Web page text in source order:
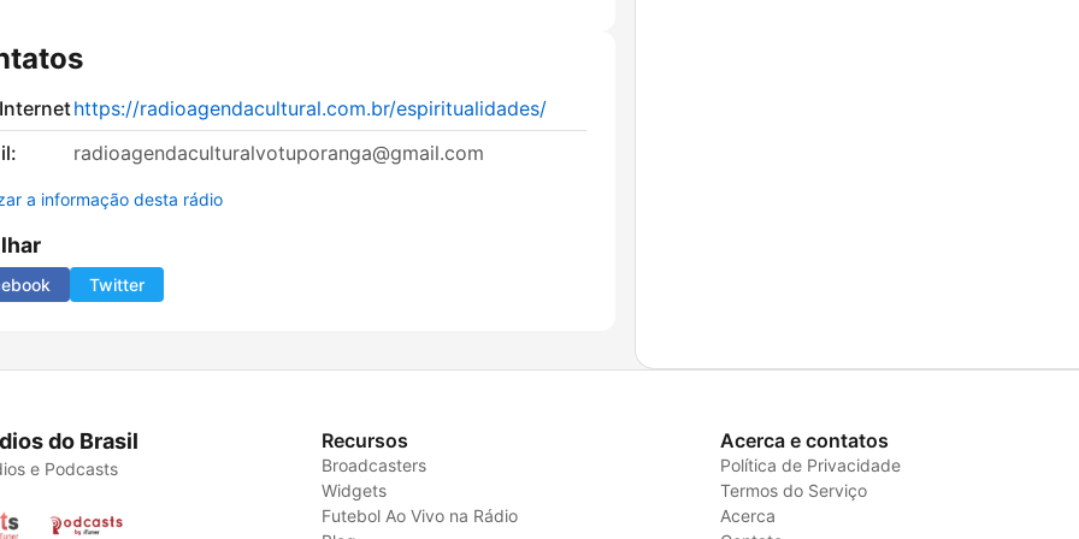
https://radioagendacultural.com.br/espiritualidades/
radioagendaculturalvotuporanga@gmail.com
a informação desta rádio
Twitter
do Brasil
e Podcasts
Recursos
Broadcasters
Widgets
Futebol Ao Vivo na Rádio
Acerca e contatos
Política de Privacidade
Termos do Serviço
Acerca